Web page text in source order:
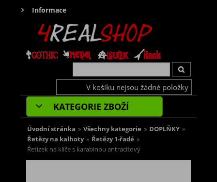
Informace
V košíku nejsou žádné položky
KATEGORIE ZBOŽÍ
Úvodní stránka » Všechny kategorie » DOPLŇKY »
Řetězy na kalhoty » Řetězy 1-řadé »
Řetízek na klíče s karabinou antracitový